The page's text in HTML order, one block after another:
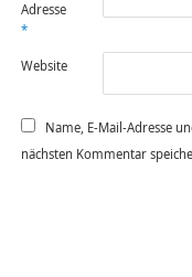
Adresse
*
Website
Name, E-Mail-Adresse
nächsten Kommentar